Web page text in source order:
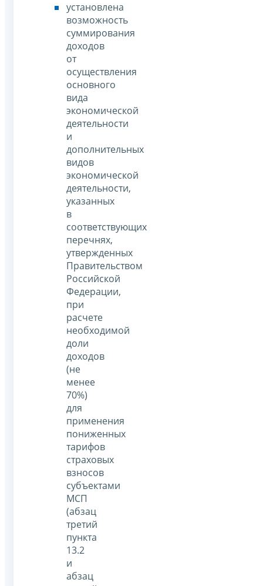
установлена
возможность
суммирования
доходов
от
осуществления
основного
вида
экономической
деятельности
и
дополнительных
видов
экономической
деятельности,
указанных
в
соответствующих
перечнях,
утвержденных
Правительством
Российской
Федерации,
при
расчете
необходимой
доли
доходов
(не
менее
70%)
для
применения
пониженных
тарифов
страховых
взносов
субъектами
МСП
(абзац
третий
пункта
13.2
и
абзац